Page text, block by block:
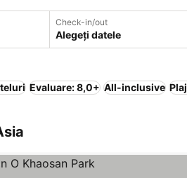
Check-in/out
Alegeți datele
Evaluare: 8,0+ All-inclusive